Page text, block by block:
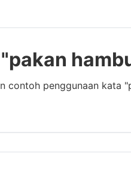
contoh penggunaan kata